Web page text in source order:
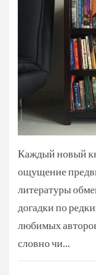
Каждый новый
ощущение
литературы
догадки по
любимых
словно чи...